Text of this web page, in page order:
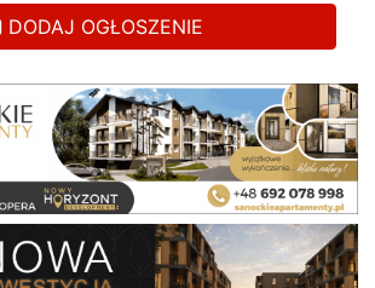
DODAJ OGŁOSZENIE